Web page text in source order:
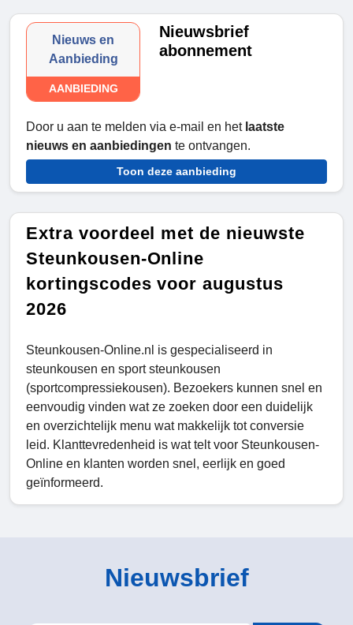
Nieuws en
Aanbieding
AANBIEDING
Nieuwsbrief
abonnement
Door u aan te melden via e-mail en het laatste
nieuws en aanbiedingen te ontvangen.
Toon deze aanbieding
Extra voordeel met de nieuwste
Steunkousen-Online
kortingscodes voor augustus
2026
Steunkousen-Online.nl is gespecialiseerd in
steunkousen en sport steunkousen
(sportcompressiekousen). Bezoekers kunnen snel en
eenvoudig vinden wat ze zoeken door een duidelijk
en overzichtelijk menu wat makkelijk tot conversie
leid. Klanttevredenheid is wat telt voor Steunkousen-
Online en klanten worden snel, eerlijk en goed
geïnformeerd.
Nieuwsbrief